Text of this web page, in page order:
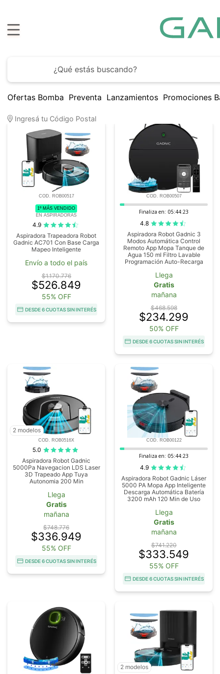
Ofertas Bomba Preventa Lanzamientos Promociones
Ingresá tu Código Postal
15
COD. ROB00517
1º MÁS VENDIDO
EN ASPIRADORAS
4.9
Aspiradora Trapeadora Robot
Gadnic AC701 Con Base Carga
Mapeo Inteligente
Envío a todo el país
$1.170.776
$526.849
55% OFF
DESDE 6 CUOTAS SIN INTERÉS
COD. ROB00507
Finaliza en: 05:44:22
4.8
Aspiradora Robot Gadnic 3
Modos Automática Control
Remoto App Mopa Tanque de
Agua 150 ml Filtro Lavable
Programación Auto-Recarga
Llega
Gratis
mañana
$468.598
$234.299
50% OFF
DESDE 6 CUOTAS SIN INTERÉS
2 modelos
COD. ROB0516X
5.0
Aspiradora Robot Gadnic
5000Pa Navegacion LDS Laser
3D Trapeado App Tuya
Autonomia 200 Min
Llega
Gratis
mañana
$748.776
$336.949
55% OFF
DESDE 6 CUOTAS SIN INTERÉS
COD. ROB00122
Finaliza en: 05:44:22
4.9
Aspiradora Robot Gadnic Láser
5000 PA Mopa App Inteligente
Descarga Automática Batería
3200 mAh 120 Min de Uso
Llega
Gratis
mañana
$741.220
$333.549
55% OFF
DESDE 6 CUOTAS SIN INTERÉS
2 modelos